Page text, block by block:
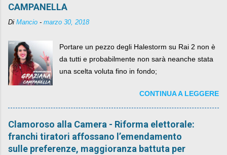
CAMPANELLA
Di Mancio - marzo 30, 2018
Portare un pezzo degli Halestorm su Rai 2 non è
da tutti e probabilmente non sarà neanche stata
una scelta voluta fino in fondo;
CONTINUA A LEGGERE
Clamoroso alla Camera - Riforma elettorale:
franchi tiratori affossano l’emendamento
sulle preferenze, maggioranza battuta per